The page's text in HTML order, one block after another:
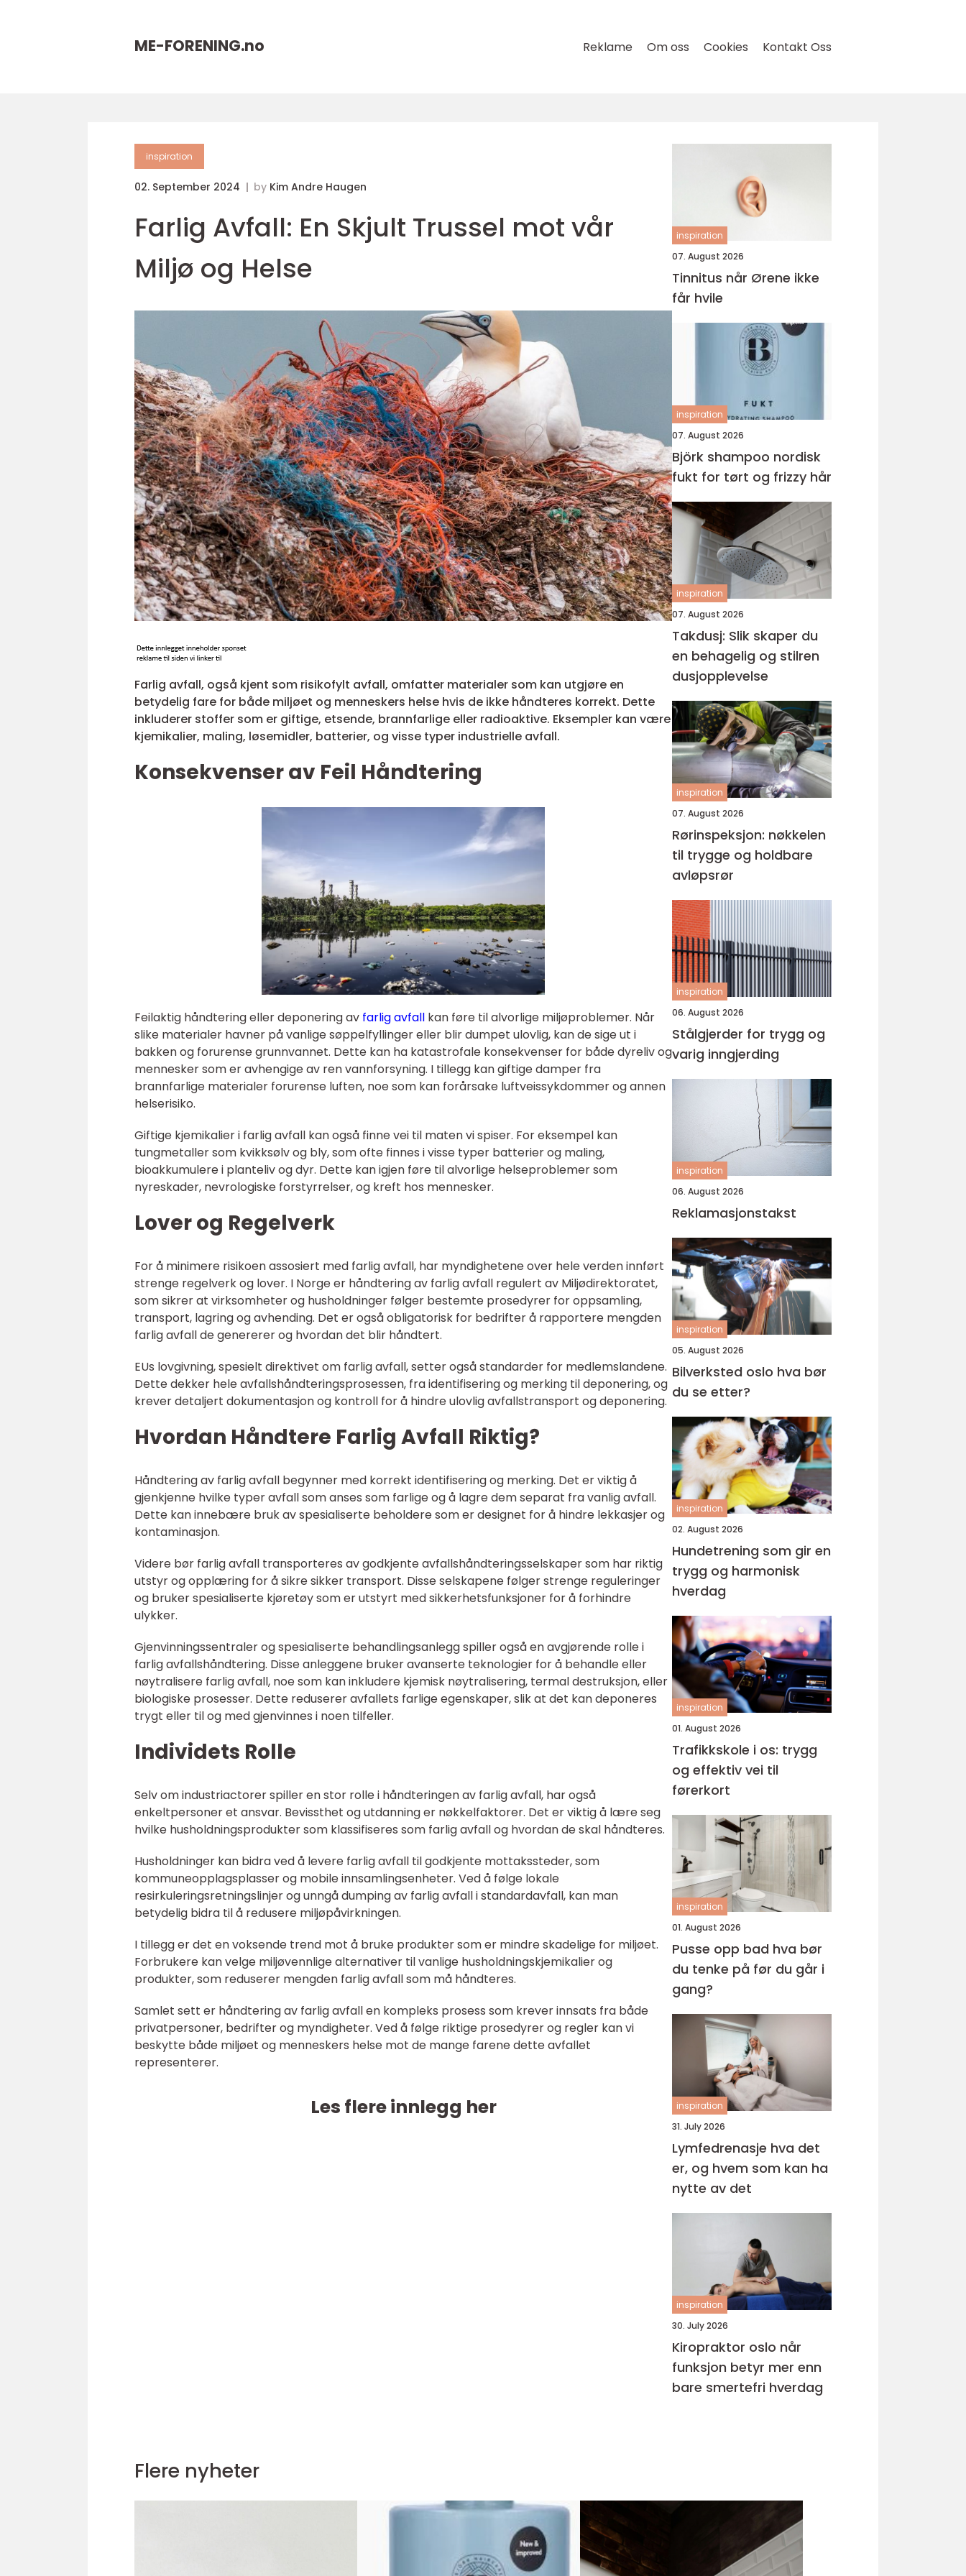
ME-FORENING.no Reklame Om oss Cookies Kontakt Oss
inspiration
02. September 2024 by Kim Andre Haugen
Farlig Avfall: En Skjult Trussel mot vår
Miljø og Helse
Farlig avfall, også kjent som risikofylt avfall, omfatter materialer som kan utgjøre en
betydelig fare for både miljøet og menneskers helse hvis de ikke håndteres korrekt. Dette
inkluderer stoffer som er giftige, etsende, brannfarlige eller radioaktive. Eksempler kan være
kjemikalier, maling, løsemidler, batterier, og visse typer industrielle avfall.
Konsekvenser av Feil Håndtering
Feilaktig håndtering eller deponering av farlig avfall kan føre til alvorlige miljøproblemer. Når
slike materialer havner på vanlige søppelfyllinger eller blir dumpet ulovlig, kan de sige ut i
bakken og forurense grunnvannet. Dette kan ha katastrofale konsekvenser for både dyreliv og
mennesker som er avhengige av ren vannforsyning. I tillegg kan giftige damper fra
brannfarlige materialer forurense luften, noe som kan forårsake luftveissykdommer og annen
helserisiko.
Giftige kjemikalier i farlig avfall kan også finne vei til maten vi spiser. For eksempel kan
tungmetaller som kvikksølv og bly, som ofte finnes i visse typer batterier og maling,
bioakkumulere i planteliv og dyr. Dette kan igjen føre til alvorlige helseproblemer som
nyreskader, nevrologiske forstyrrelser, og kreft hos mennesker.
Lover og Regelverk
For å minimere risikoen assosiert med farlig avfall, har myndighetene over hele verden innført
strenge regelverk og lover. I Norge er håndtering av farlig avfall regulert av Miljødirektoratet,
som sikrer at virksomheter og husholdninger følger bestemte prosedyrer for oppsamling,
transport, lagring og avhending. Det er også obligatorisk for bedrifter å rapportere mengden
farlig avfall de genererer og hvordan det blir håndtert.
EUs lovgivning, spesielt direktivet om farlig avfall, setter også standarder for medlemslandene.
Dette dekker hele avfallshåndteringsprosessen, fra identifisering og merking til deponering, og
krever detaljert dokumentasjon og kontroll for å hindre ulovlig avfallstransport og deponering.
Hvordan Håndtere Farlig Avfall Riktig?
Håndtering av farlig avfall begynner med korrekt identifisering og merking. Det er viktig å
gjenkjenne hvilke typer avfall som anses som farlige og å lagre dem separat fra vanlig avfall.
Dette kan innebære bruk av spesialiserte beholdere som er designet for å hindre lekkasjer og
kontaminasjon.
Videre bør farlig avfall transporteres av godkjente avfallshåndteringsselskaper som har riktig
utstyr og opplæring for å sikre sikker transport. Disse selskapene følger strenge reguleringer
og bruker spesialiserte kjøretøy som er utstyrt med sikkerhetsfunksjoner for å forhindre
ulykker.
Gjenvinningssentraler og spesialiserte behandlingsanlegg spiller også en avgjørende rolle i
farlig avfallshåndtering. Disse anleggene bruker avanserte teknologier for å behandle eller
nøytralisere farlig avfall, noe som kan inkludere kjemisk nøytralisering, termal destruksjon, eller
biologiske prosesser. Dette reduserer avfallets farlige egenskaper, slik at det kan deponeres
trygt eller til og med gjenvinnes i noen tilfeller.
Individets Rolle
Selv om industriactorer spiller en stor rolle i håndteringen av farlig avfall, har også
enkeltpersoner et ansvar. Bevissthet og utdanning er nøkkelfaktorer. Det er viktig å lære seg
hvilke husholdningsprodukter som klassifiseres som farlig avfall og hvordan de skal håndteres.
Husholdninger kan bidra ved å levere farlig avfall til godkjente mottakssteder, som
kommuneopplagsplasser og mobile innsamlingsenheter. Ved å følge lokale
resirkuleringsretningslinjer og unngå dumping av farlig avfall i standardavfall, kan man
betydelig bidra til å redusere miljøpåvirkningen.
I tillegg er det en voksende trend mot å bruke produkter som er mindre skadelige for miljøet.
Forbrukere kan velge miljøvennlige alternativer til vanlige husholdningskjemikalier og
produkter, som reduserer mengden farlig avfall som må håndteres.
Samlet sett er håndtering av farlig avfall en kompleks prosess som krever innsats fra både
privatpersoner, bedrifter og myndigheter. Ved å følge riktige prosedyrer og regler kan vi
beskytte både miljøet og menneskers helse mot de mange farene dette avfallet
representerer.
Les flere innlegg her
inspiration
07. August 2026
Tinnitus når Ørene ikke
får hvile
inspiration
07. August 2026
Björk shampoo nordisk
fukt for tørt og frizzy hår
inspiration
07. August 2026
Takdusj: Slik skaper du
en behagelig og stilren
dusjopplevelse
inspiration
07. August 2026
Rørinspeksjon: nøkkelen
til trygge og holdbare
avløpsrør
inspiration
06. August 2026
Stålgjerder for trygg og
varig inngjerding
inspiration
06. August 2026
Reklamasjonstakst
inspiration
05. August 2026
Bilverksted oslo hva bør
du se etter?
inspiration
02. August 2026
Hundetrening som gir en
trygg og harmonisk
hverdag
inspiration
01. August 2026
Trafikkskole i os: trygg
og effektiv vei til
førerkort
inspiration
01. August 2026
Pusse opp bad hva bør
du tenke på før du går i
gang?
inspiration
31. July 2026
Lymfedrenasje hva det
er, og hvem som kan ha
nytte av det
inspiration
30. July 2026
Kiropraktor oslo når
funksjon betyr mer enn
bare smertefri hverdag
Flere nyheter